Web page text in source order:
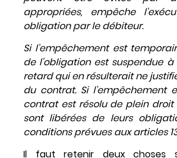
appropriées, empêche
obligation par le débiteur.
Si l’empêchement est
de l’obligation est suspendue
retard qui en résulterait ne
du contrat. Si l’empêchement
contrat est résolu de plein
sont libérées de leurs
conditions prévues aux articles
Il faut retenir deux choses